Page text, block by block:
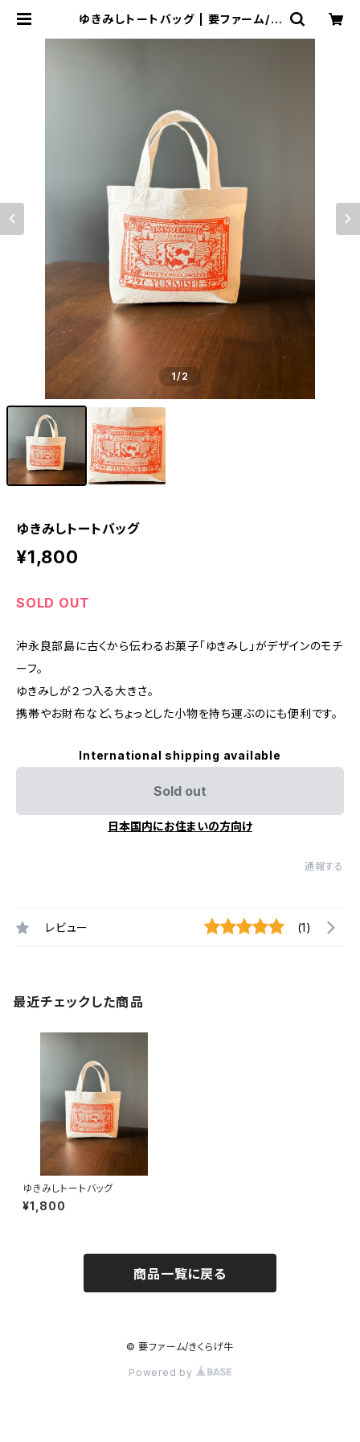
ゆきみしトートバッグ | 要ファーム/き
1/2
ゆきみしトートバッグ
¥1,800
SOLD OUT
沖永良部島に古くから伝わるお菓子「ゆきみし」がデザインのモチ
ーフ。
ゆきみしが２つ入る大きさ。
携帯やお財布など、ちょっとした小物を持ち運ぶのにも便利です。
International shipping available
Sold out
日本国内にお住まいの方向け
通報する
レビュー (1)
最近チェックした商品
ゆきみしトートバッグ
¥1,800
商品一覧に戻る
© 要ファーム/きくらげ牛
Powered by